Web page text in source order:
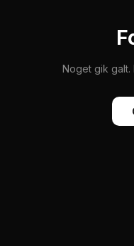
Noget gik